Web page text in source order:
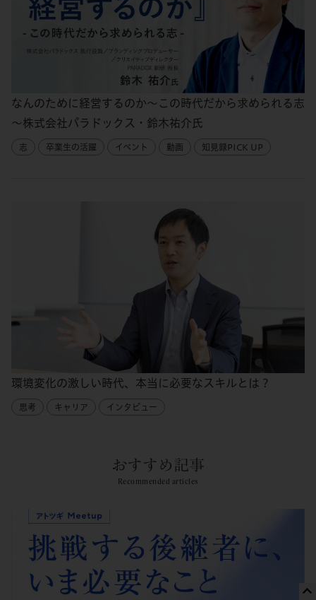
なんのために経営するのか～この時代だから求められる志
～株式会社パラドックス・鈴木祐介氏
志 卒業生の活躍 イベント 動画 知見録PICK UP
環境変化の激しい時代、本当に必要なスキルとは？
思考 キャリア インタビュー
おすすめ記事
Recommended articles